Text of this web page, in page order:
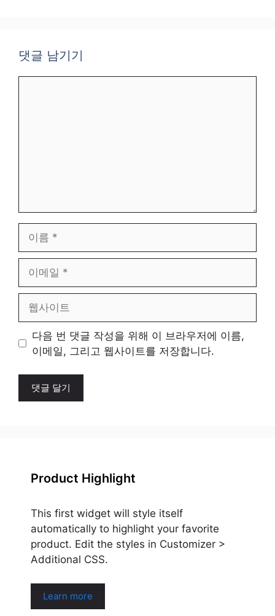
댓글 남기기
일
트
다음 번 댓글 작성을 위해 이 브라우저에 이름,
이메일, 그리고 웹사이트를 저장합니다.
Product Highlight
This first widget will style itself
automatically to highlight your favorite
product. Edit the styles in Customizer >
Additional CSS.
Learn more